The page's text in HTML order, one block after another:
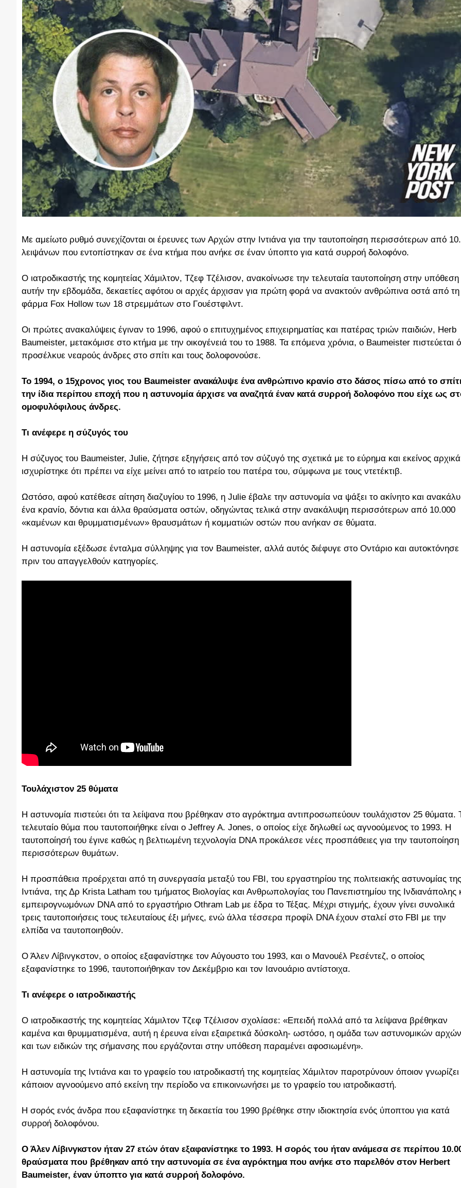
Με αμείωτο ρυθμό συνεχίζονται οι έρευνες των Αρχών στην Ιντιάνα για την ταυτοποίηση περισσότερων από
λειψάνων που εντοπίστηκαν σε ένα κτήμα που ανήκε σε έναν ύποπτο για κατά συρροή δολοφόνο.
Ο ιατροδικαστής της κομητείας Χάμιλτον, Τζεφ Τζέλισον, ανακοίνωσε την τελευταία ταυτοποίηση στην υπόθεση
αυτήν την εβδομάδα, δεκαετίες αφότου οι αρχές άρχισαν για πρώτη φορά να ανακτούν ανθρώπινα οστά από τη
φάρμα Fox Hollow των 18 στρεμμάτων στο Γουέστφιλντ.
Οι πρώτες ανακαλύψεις έγιναν το 1996, αφού ο επιτυχημένος επιχειρηματίας και πατέρας τριών παιδιών, Herb
Baumeister, μετακόμισε στο κτήμα με την οικογένειά του το 1988. Τα επόμενα χρόνια, ο Baumeister πιστεύεται
προσέλκυε νεαρούς άνδρες στο σπίτι και τους δολοφονούσε.
Το 1994, ο 15χρονος γιος του Baumeister ανακάλυψε ένα ανθρώπινο κρανίο στο δάσος πίσω από το
την ίδια περίπου εποχή που η αστυνομία άρχισε να αναζητά έναν κατά συρροή δολοφόνο που είχε ως
ομοφυλόφιλους άνδρες.
Τι ανέφερε η σύζυγός του
Η σύζυγος του Baumeister, Julie, ζήτησε εξηγήσεις από τον σύζυγό της σχετικά με το εύρημα και εκείνος αρχικά
ισχυρίστηκε ότι πρέπει να είχε μείνει από το ιατρείο του πατέρα του, σύμφωνα με τους ντετέκτιβ.
Ωστόσο, αφού κατέθεσε αίτηση διαζυγίου το 1996, η Julie έβαλε την αστυνομία να ψάξει το ακίνητο και
ένα κρανίο, δόντια και άλλα θραύσματα οστών, οδηγώντας τελικά στην ανακάλυψη περισσότερων από 10.000
«καμένων και θρυμματισμένων» θραυσμάτων ή κομματιών οστών που ανήκαν σε θύματα.
Η αστυνομία εξέδωσε ένταλμα σύλληψης για τον Baumeister, αλλά αυτός διέφυγε στο Οντάριο και αυτοκτόνησε
πριν του απαγγελθούν κατηγορίες.
Τουλάχιστον 25 θύματα
Η αστυνομία πιστεύει ότι τα λείψανα που βρέθηκαν στο αγρόκτημα αντιπροσωπεύουν τουλάχιστον 25 θύματα.
τελευταίο θύμα που ταυτοποιήθηκε είναι ο Jeffrey A. Jones, ο οποίος είχε δηλωθεί ως αγνοούμενος το 1993. Η
ταυτοποίησή του έγινε καθώς η βελτιωμένη τεχνολογία DNA προκάλεσε νέες προσπάθειες για την ταυτοποίηση
περισσότερων θυμάτων.
Η προσπάθεια προέρχεται από τη συνεργασία μεταξύ του FBI, του εργαστηρίου της πολιτειακής αστυνομίας της
Ιντιάνα, της Δρ Krista Latham του τμήματος Βιολογίας και Ανθρωπολογίας του Πανεπιστημίου της Ινδιανάπολης
εμπειρογνωμόνων DNA από το εργαστήριο Othram Lab με έδρα το Τέξας. Μέχρι στιγμής, έχουν γίνει συνολικά
τρεις ταυτοποιήσεις τους τελευταίους έξι μήνες, ενώ άλλα τέσσερα προφίλ DNA έχουν σταλεί στο FBI με την
ελπίδα να ταυτοποιηθούν.
Ο Άλεν Λίβινγκστον, ο οποίος εξαφανίστηκε τον Αύγουστο του 1993, και ο Μανουέλ Ρεσέντεζ, ο οποίος
εξαφανίστηκε το 1996, ταυτοποιήθηκαν τον Δεκέμβριο και τον Ιανουάριο αντίστοιχα.
Τι ανέφερε ο ιατροδικαστής
Ο ιατροδικαστής της κομητείας Χάμιλτον Τζεφ Τζέλισον σχολίασε: «Επειδή πολλά από τα λείψανα βρέθηκαν
καμένα και θρυμματισμένα, αυτή η έρευνα είναι εξαιρετικά δύσκολη- ωστόσο, η ομάδα των αστυνομικών αρχών
και των ειδικών της σήμανσης που εργάζονται στην υπόθεση παραμένει αφοσιωμένη».
Η αστυνομία της Ιντιάνα και το γραφείο του ιατροδικαστή της κομητείας Χάμιλτον παροτρύνουν όποιον γνωρίζει
κάποιον αγνοούμενο από εκείνη την περίοδο να επικοινωνήσει με το γραφείο του ιατροδικαστή.
Η σορός ενός άνδρα που εξαφανίστηκε τη δεκαετία του 1990 βρέθηκε στην ιδιοκτησία ενός ύποπτου για κατά
συρροή δολοφόνου.
Ο Άλεν Λίβινγκστον ήταν 27 ετών όταν εξαφανίστηκε το 1993. Η σορός του ήταν ανάμεσα σε περίπου
θραύσματα που βρέθηκαν από την αστυνομία σε ένα αγρόκτημα που ανήκε στο παρελθόν στον Herbert
Baumeister, έναν ύποπτο για κατά συρροή δολοφόνο.